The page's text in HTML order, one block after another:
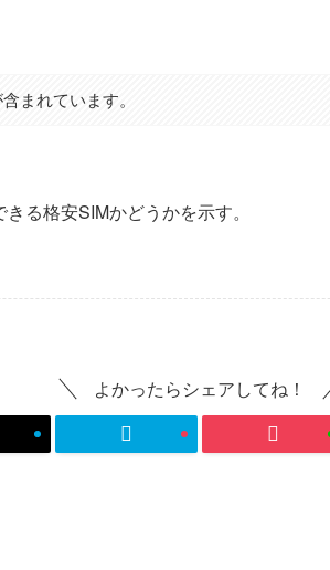
まれています。
る格安SIMかどうかを示す。
よかったらシェアしてね！